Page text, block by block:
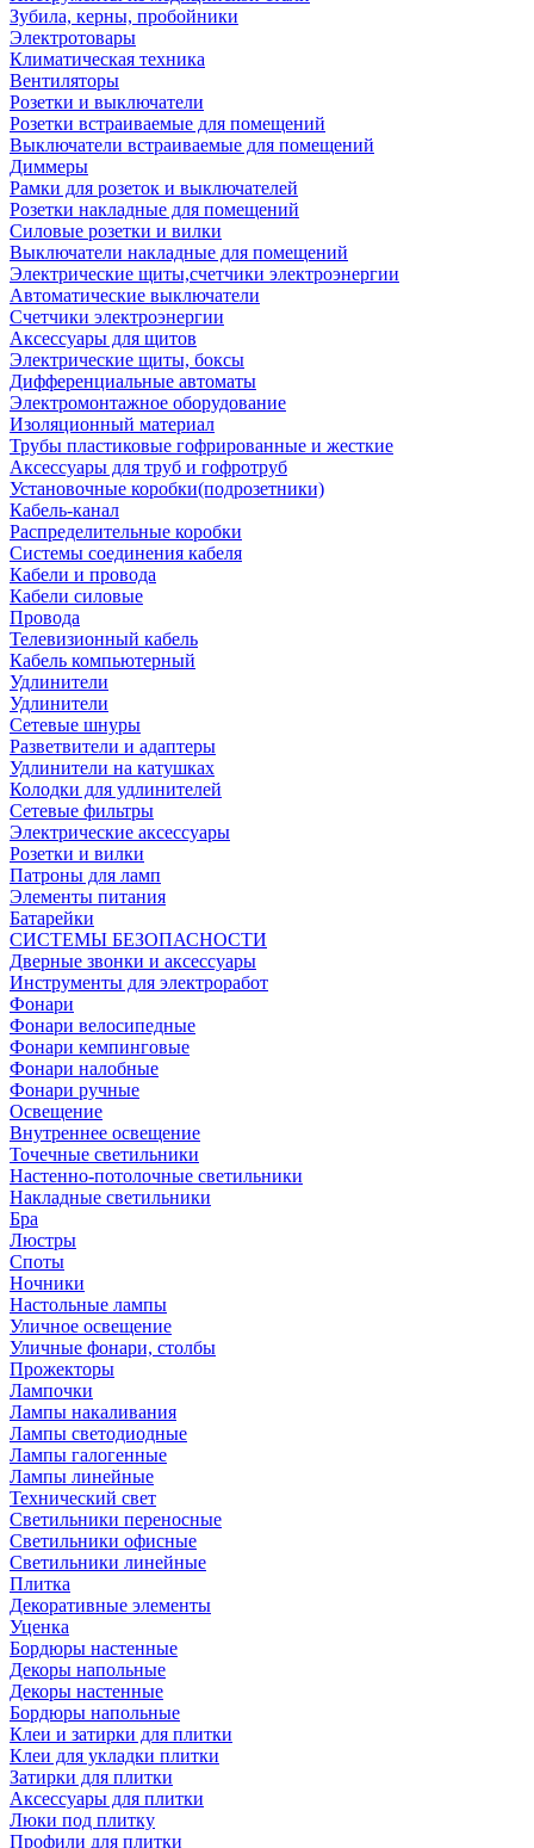
Зубила, керны, пробойники
Электротовары
Климатическая техника
Вентиляторы
Розетки и выключатели
Розетки встраиваемые для помещений
Выключатели встраиваемые для помещений
Диммеры
Рамки для розеток и выключателей
Розетки накладные для помещений
Силовые розетки и вилки
Выключатели накладные для помещений
Электрические щиты,счетчики электроэнергии
Автоматические выключатели
Счетчики электроэнергии
Аксессуары для щитов
Электрические щиты, боксы
Дифференциальные автоматы
Электромонтажное оборудование
Изоляционный материал
Трубы пластиковые гофрированные и жесткие
Аксессуары для труб и гофротруб
Установочные коробки(подрозетники)
Кабель-канал
Распределительные коробки
Системы соединения кабеля
Кабели и провода
Кабели силовые
Провода
Телевизионный кабель
Кабель компьютерный
Удлинители
Удлинители
Сетевые шнуры
Разветвители и адаптеры
Удлинители на катушках
Колодки для удлинителей
Сетевые фильтры
Электрические аксессуары
Розетки и вилки
Патроны для ламп
Элементы питания
Батарейки
СИСТЕМЫ БЕЗОПАСНОСТИ
Дверные звонки и аксессуары
Инструменты для электроработ
Фонари
Фонари велосипедные
Фонари кемпинговые
Фонари налобные
Фонари ручные
Освещение
Внутреннее освещение
Точечные светильники
Настенно-потолочные светильники
Накладные светильники
Бра
Люстры
Споты
Ночники
Настольные лампы
Уличное освещение
Уличные фонари, столбы
Прожекторы
Лампочки
Лампы накаливания
Лампы светодиодные
Лампы галогенные
Лампы линейные
Технический свет
Светильники переносные
Светильники офисные
Светильники линейные
Плитка
Декоративные элементы
Уценка
Бордюры настенные
Декоры напольные
Декоры настенные
Бордюры напольные
Клеи и затирки для плитки
Клеи для укладки плитки
Затирки для плитки
Аксессуары для плитки
Люки под плитку
Профили для плитки